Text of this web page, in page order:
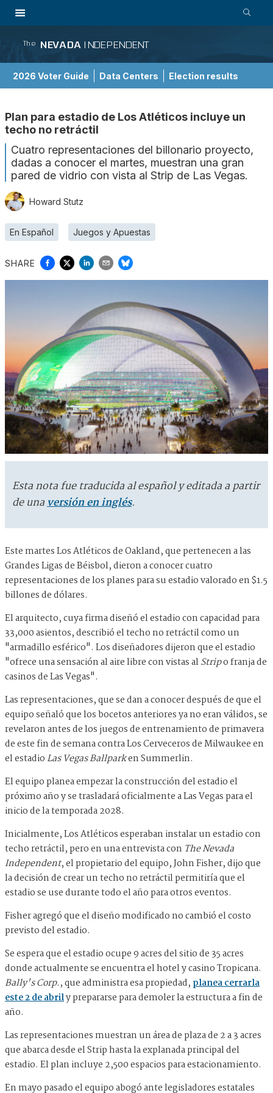
The NEVADA INDEPENDENT
2026 Voter Guide Data Centers Election results
Plan para estadio de Los Atléticos incluye un
techo no retráctil
Cuatro representaciones del billonario proyecto,
dadas a conocer el martes, muestran una gran
pared de vidrio con vista al Strip de Las Vegas.
Howard Stutz
En Español Juegos y Apuestas
SHARE
Esta nota fue traducida al español y editada a partir
de unaversión en inglés.
Este martes Los Atléticos de Oakland, que pertenecen a las
Grandes Ligas de Béisbol, dieron a conocer cuatro
representaciones de los planes para su estadio valorado en $1.5
billones de dólares.
El arquitecto, cuya firma diseñó el estadio con capacidad para
33,000 asientos, describió el techo no retráctil como un
"armadillo esférico". Los diseñadores dijeron que el estadio
"ofrece una sensación al aire libre con vistas alStripo franja de
casinos de Las Vegas".
Las representaciones, que se dan a conocer después de que el
equipo señaló que los bocetos anteriores ya no eran válidos, se
revelaron antes de los juegos de entrenamiento de primavera
de este fin de semana contra Los Cerveceros de Milwaukee en
el estadio Las Vegas Ballparken Summerlin.
El equipo planea empezar la construcción del estadio el
próximo año y se trasladará oficialmente a Las Vegas para el
inicio de la temporada 2028.
Inicialmente, Los Atléticos esperaban instalar un estadio con
techo retráctil, pero en una entrevista con The Nevada
Independent, el propietario del equipo, John Fisher, dijo que
la decisión de crear un techo no retráctil permitiría que el
estadio se use durante todo el año para otros eventos.
Fisher agregó que el diseño modificado no cambió el costo
previsto del estadio.
Se espera que el estadio ocupe 9 acres del sitio de 35 acres
donde actualmente se encuentra el hotel y casino Tropicana.
Bally's Corp., que administra esa propiedad, planea cerrarla
este 2 de abrily prepararse para demoler la estructura a fin de
año.
Las representaciones muestran un área de plaza de 2 a 3 acres
que abarca desde el Strip hasta la explanada principal del
estadio. El plan incluye 2,500 espacios para estacionamiento.
En mayo pasado el equipo abogó ante legisladores estatales